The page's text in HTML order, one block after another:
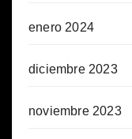
enero 2024
diciembre 2023
noviembre 2023